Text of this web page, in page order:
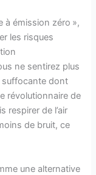
à émission zéro »,
les risques
ne sentirez plus
suffocante dont
révolutionnaire de
respirer de l’air
de bruit, ce
une alternative